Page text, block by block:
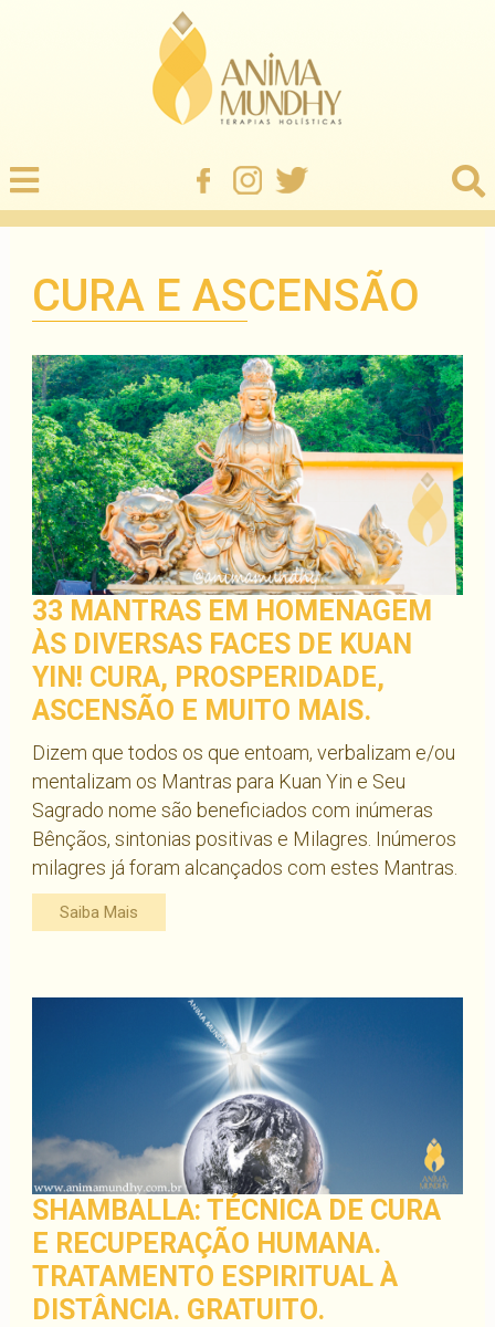
CURA E ASCENSÃO
33 MANTRAS EM HOMENAGEM
ÀS DIVERSAS FACES DE KUAN
YIN! CURA, PROSPERIDADE,
ASCENSÃO E MUITO MAIS.
Dizem que todos os que entoam, verbalizam e/ou
mentalizam os Mantras para Kuan Yin e Seu
Sagrado nome são beneficiados com inúmeras
Bênçãos, sintonias positivas e Milagres. Inúmeros
milagres já foram alcançados com estes Mantras.
Saiba Mais
SHAMBALLA: TÉCNICA DE CURA
E RECUPERAÇÃO HUMANA.
TRATAMENTO ESPIRITUAL À
DISTÂNCIA. GRATUITO.